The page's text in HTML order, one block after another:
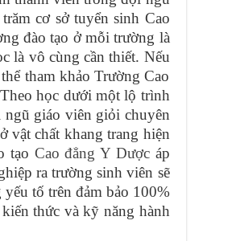
cơ sở tuyển sinh Cao
đào tạo ở mỗi trường là
là vô cùng cần thiết. Nếu
tham khảo Trường Cao
học dưới một lộ trình
ngũ giáo viên giỏi chuyên
vật chất khang trang hiện
tạo Cao đẳng Y Dượcáp
ra trường sinh viên sẽ
tố trên đảm bảo 100%
thức và kỹ năng hành